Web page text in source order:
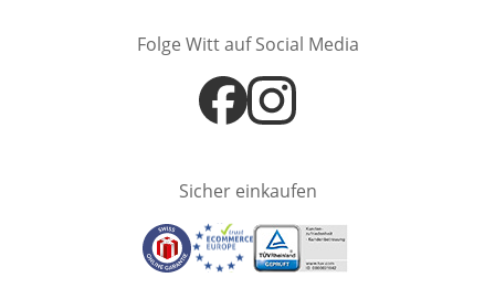
Folge Witt auf Social Media
Öffnet in neuem Fenster
Öffnet in neuem Fenster
Sicher einkaufen
Öffnet in neuem Fenster
Öffnet in neuem Fenster
Öffnet in neuem Fenster